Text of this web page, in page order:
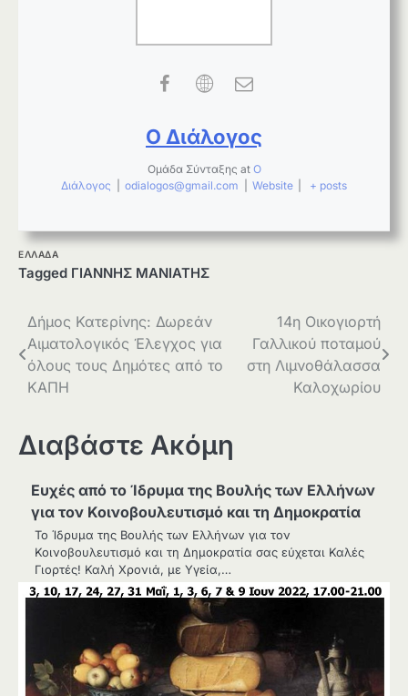
Ο Διάλογος
Ομάδα Σύνταξης at Ο
Διάλογος
odialogos@gmail.com Website + posts
ΕΛΛΑΔΑ
Tagged ΓΙΑΝΝΗΣ ΜΑΝΙΑΤΗΣ
Πλοήγηση
άρθρων
Δήμος Κατερίνης: Δωρεάν
Αιματολογικός Έλεγχος για
όλους τους Δημότες από το
ΚΑΠΗ
14η Οικογιορτή
Γαλλικού ποταμού
στη Λιμνοθάλασσα
Καλοχωρίου
Διαβάστε Ακόμη
Ευχές από το Ίδρυμα της Βουλής των Ελλήνων
για τον Κοινοβουλευτισμό και τη Δημοκρατία
Το Ίδρυμα της Βουλής των Ελλήνων για τον
Κοινοβουλευτισμό και τη Δημοκρατία σας εύχεται Καλές
Γιορτές! Καλή Χρονιά, με Υγεία,…